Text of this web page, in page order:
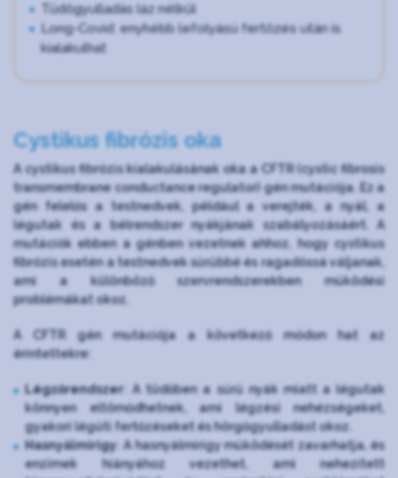
Tüdőgyulladás láz nélkül
Long-Covid: enyhébb lefolyású fertőzés után is
kialakulhat
Cystikus fibrózis oka
A cystikus fibrózis kialakulásának oka a CFTR (cystic fibrosis
transmembrane conductance regulator) gén mutációja. Ez a
gén felelős a testnedvek, például a verejték, a nyál, a
légutak és a bélrendszer nyákjának szabályozásáért. A
mutációk ebben a génben vezetnek ahhoz, hogy cystikus
fibrózis esetén a testnedvek sűrűbbé és ragadóssá váljanak,
ami a különböző szervrendszerekben működési
problémákat okoz.
A CFTR gén mutációja a következő módon hat az
érintettekre:
Légzőrendszer : A tüdőben a sűrű nyák miatt a légutak
könnyen eltömődhetnek, ami légzési nehézségeket,
gyakori légúti fertőzéseket és hörgőgyulladást okoz.
Hasnyálmirigy : A hasnyálmirigy működését zavarhatja, és
enzimek hiányához vezethet, ami nehezített